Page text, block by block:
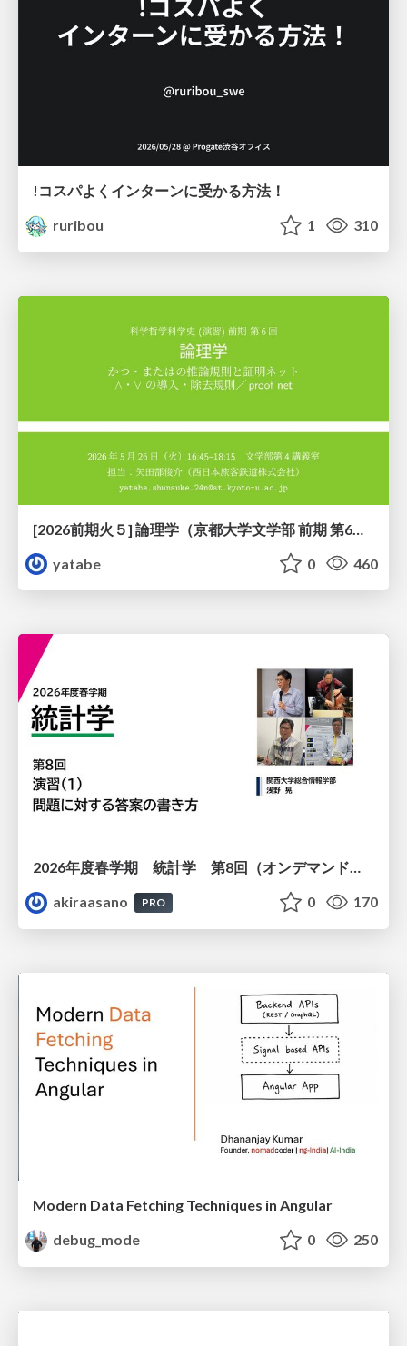
!コスパよくインターンに受かる方法！
ruribou
1 310
yatabe
0 460
2026年度春学期 統計学 第8回（オンデマンド配信回） 演習（１）・問題に対する答案の書き方 (2026. 5. 21)
akiraasano
PRO 0 170
Modern Data Fetching Techniques in Angular
debug_mode
0 250